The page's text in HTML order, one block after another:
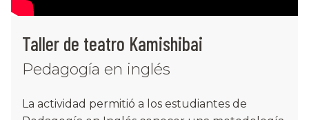
Taller de teatro Kamishibai
Pedagogía en inglés
La actividad permitió a los estudiantes de